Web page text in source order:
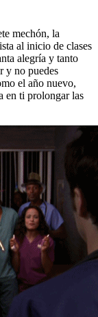
mechón, la
al inicio de clases
alegría y tanto
y no puedes
el año nuevo,
en ti prolongar las